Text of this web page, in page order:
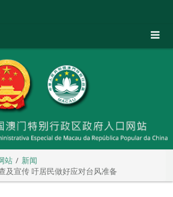
站
新闻
及宣传 吁居民做好应对台风准备